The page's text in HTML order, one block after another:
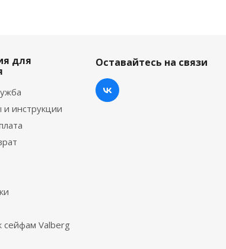
для
инструкции
сейфам Valberg
Оставайтесь на связи